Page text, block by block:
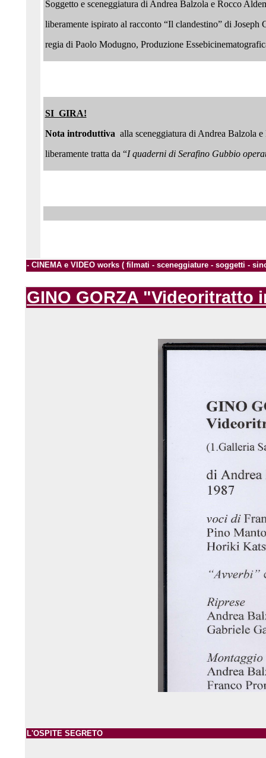
Soggetto e sceneggiatura di Andrea Balzola e Rocco
liberamente ispirato al racconto “Il clandestino” di Joseph
regia di Paolo Modugno, Produzione
SI GIRA!
Nota introduttiva alla sceneggiatura di Andrea Balzola
liberamente tratta da “I quaderni di Serafino Gubbio
- CINEMA e VIDEO works ( filmati - sceneggiature - soggetti -
GINO GORZA "Videoritratto
L'OSPITE SEGRETO